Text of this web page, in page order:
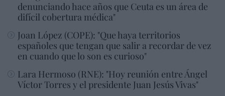
denunciando hace años que Ceuta es un área de
difícil cobertura médica"
Joan López (COPE): "Que haya territorios
españoles que tengan que salir a recordar de vez
en cuando que lo son es curioso"
Lara Hermoso (RNE): "Hoy reunión entre Ángel
Víctor Torres y el presidente Juan Jesús Vivas"